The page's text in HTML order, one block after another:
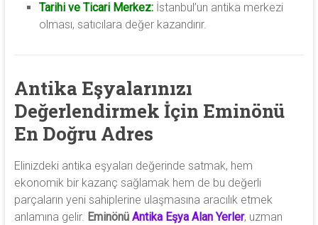
Tarihi ve Ticari Merkez:İstanbul’un antika merkezi
olması, satıcılara değer kazandırır.
Antika Eşyalarınızı
Değerlendirmek İçin Eminönü
En Doğru Adres
Elinizdeki antika eşyaları değerinde satmak, hem
ekonomik bir kazanç sağlamak hem de bu değerli
parçaların yeni sahiplerine ulaşmasına aracılık etmek
anlamına gelir. Eminönü Antika Eşya Alan Yerler, uzman